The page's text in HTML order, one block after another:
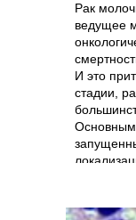
Рак
ведущее
И это
стадии,
Основным